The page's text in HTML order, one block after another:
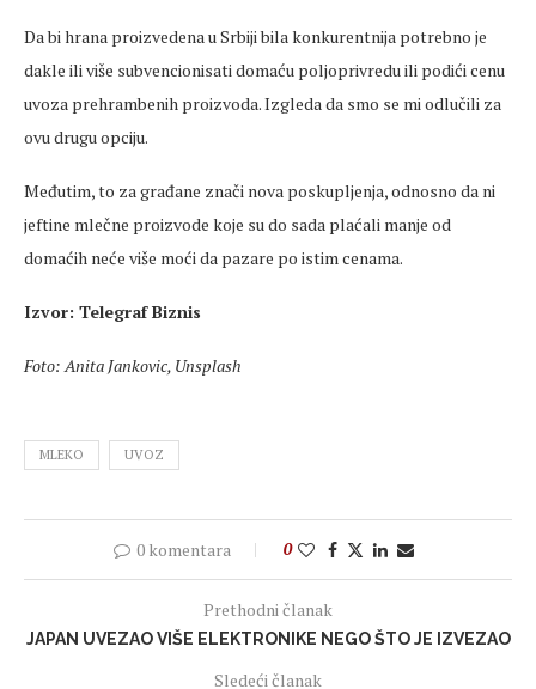
Da bi hrana proizvedena u Srbiji bila konkurentnija potrebno je
dakle ili više subvencionisati domaću poljoprivredu ili podići cenu
uvoza prehrambenih proizvoda. Izgleda da smo se mi odlučili za
ovu drugu opciju.
Međutim, to za građane znači nova poskupljenja, odnosno da ni
jeftine mlečne proizvode koje su do sada plaćali manje od
domaćih neće više moći da pazare po istim cenama.
Izvor: Telegraf Biznis
Foto: Anita Jankovic, Unsplash
MLEKO UVOZ
0 komentara 0
Prethodni članak
JAPAN UVEZAO VIŠE ELEKTRONIKE NEGO ŠTO JE IZVEZAO
Sledeći članak